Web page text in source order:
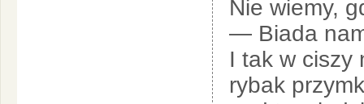
Nie wiemy,
— Biada
I tak w ciszy
rybak